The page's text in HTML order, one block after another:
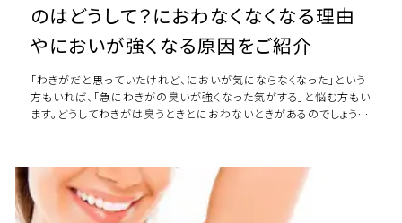
のはどうして？におわなくなくなる理由
やにおいが強くなる原因をご紹介
「わきがだと思っていたけれど、においが気にならなくなった」という
方もいれば、「急にわきがの臭いが強くなった気がする」と悩む方もい
ます。どうしてわきがは臭うときとにおわないときがあるのでしょう